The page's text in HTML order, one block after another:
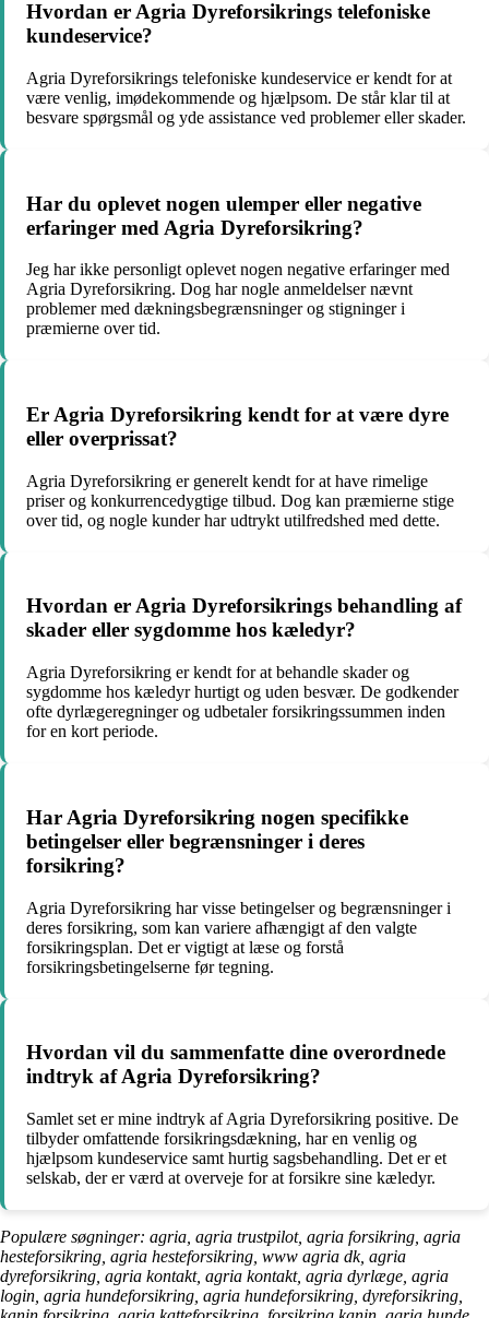
Hvordan er Agria Dyreforsikrings telefoniske
kundeservice?
Agria Dyreforsikrings telefoniske kundeservice er kendt for at
være venlig, imødekommende og hjælpsom. De står klar til at
besvare spørgsmål og yde assistance ved problemer eller skader.
Har du oplevet nogen ulemper eller negative
erfaringer med Agria Dyreforsikring?
Jeg har ikke personligt oplevet nogen negative erfaringer med
Agria Dyreforsikring. Dog har nogle anmeldelser nævnt
problemer med dækningsbegrænsninger og stigninger i
præmierne over tid.
Er Agria Dyreforsikring kendt for at være dyre
eller overprissat?
Agria Dyreforsikring er generelt kendt for at have rimelige
priser og konkurrencedygtige tilbud. Dog kan præmierne stige
over tid, og nogle kunder har udtrykt utilfredshed med dette.
Hvordan er Agria Dyreforsikrings behandling af
skader eller sygdomme hos kæledyr?
Agria Dyreforsikring er kendt for at behandle skader og
sygdomme hos kæledyr hurtigt og uden besvær. De godkender
ofte dyrlægeregninger og udbetaler forsikringssummen inden
for en kort periode.
Har Agria Dyreforsikring nogen specifikke
betingelser eller begrænsninger i deres
forsikring?
Agria Dyreforsikring har visse betingelser og begrænsninger i
deres forsikring, som kan variere afhængigt af den valgte
forsikringsplan. Det er vigtigt at læse og forstå
forsikringsbetingelserne før tegning.
Hvordan vil du sammenfatte dine overordnede
indtryk af Agria Dyreforsikring?
Samlet set er mine indtryk af Agria Dyreforsikring positive. De
tilbyder omfattende forsikringsdækning, har en venlig og
hjælpsom kundeservice samt hurtig sagsbehandling. Det er et
selskab, der er værd at overveje for at forsikre sine kæledyr.
Populære søgninger: agria, agria trustpilot, agria forsikring, agria
hesteforsikring, agria hesteforsikring, www agria dk, agria
dyreforsikring, agria kontakt, agria kontakt, agria dyrlæge, agria
login, agria hundeforsikring, agria hundeforsikring, dyreforsikring,